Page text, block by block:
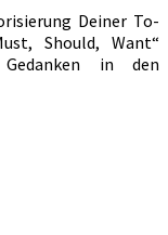
Deiner To-
Should, Want“
in den